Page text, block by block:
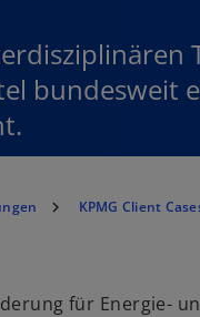
bundesweit
KPMG Client
für Energie-